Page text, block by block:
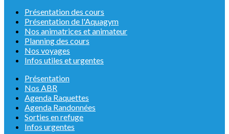
Présentation des cours
Présentation de l'Aquagym
Nos animatrices et animateur
Planning des cours
Nos voyages
Infos utiles et urgentes
Présentation
Nos ABR
Agenda Raquettes
Agenda Randonnées
Sorties en refuge
Infos urgentes